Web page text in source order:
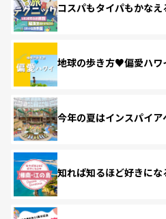
コスパもタイパもかな
地球の歩き方♥偏愛ハワ
今年の夏はインスパイア
知れば知るほど好きに